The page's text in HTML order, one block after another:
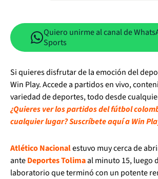
Quiero unirme al canal de
Sports
Si quieres disfrutar de la emoción del
Win Play. Accede a partidos en vivo,
variedad de deportes, todo desde
¿Quieres ver los partidos del fútbol
cualquier lugar? Suscríbete aquí a Win
Atlético Nacionalestuvo muy cerca de
anteDeportes Tolimaal minuto 15, luego
laboratorio que terminó con un potente